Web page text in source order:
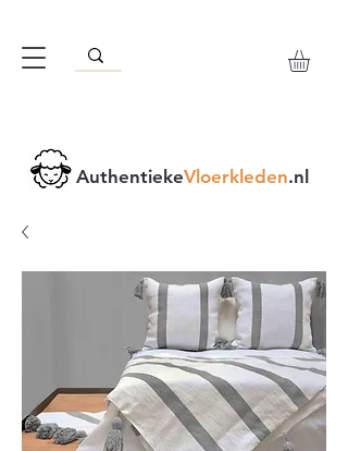
AuthentiekeVloerkleden.nl